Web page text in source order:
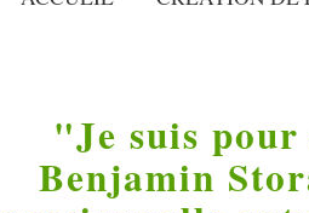
"Je suis
Benjamin